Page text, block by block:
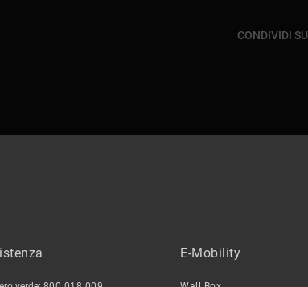
CONDIVIDI SU
E-Mobility